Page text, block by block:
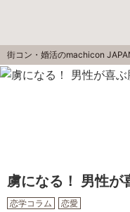
街コン・婚活のmachicon
虜になる！ 男性が
恋学コラム 恋愛